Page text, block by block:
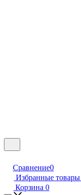
Сравнение0
Избранные товары
Корзина 0